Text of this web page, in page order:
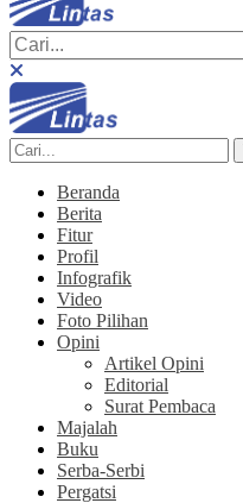
Beranda
Berita
Fitur
Profil
Infografik
Video
Foto Pilihan
Opini
Artikel Opini
Editorial
Surat Pembaca
Majalah
Buku
Serba-Serbi
Pergatsi